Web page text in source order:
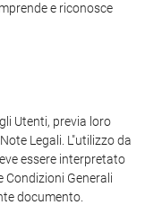
e riconosce
Utenti, previa loro
Legali. L"utilizzo da
essere interpretato
Condizioni Generali
documento.